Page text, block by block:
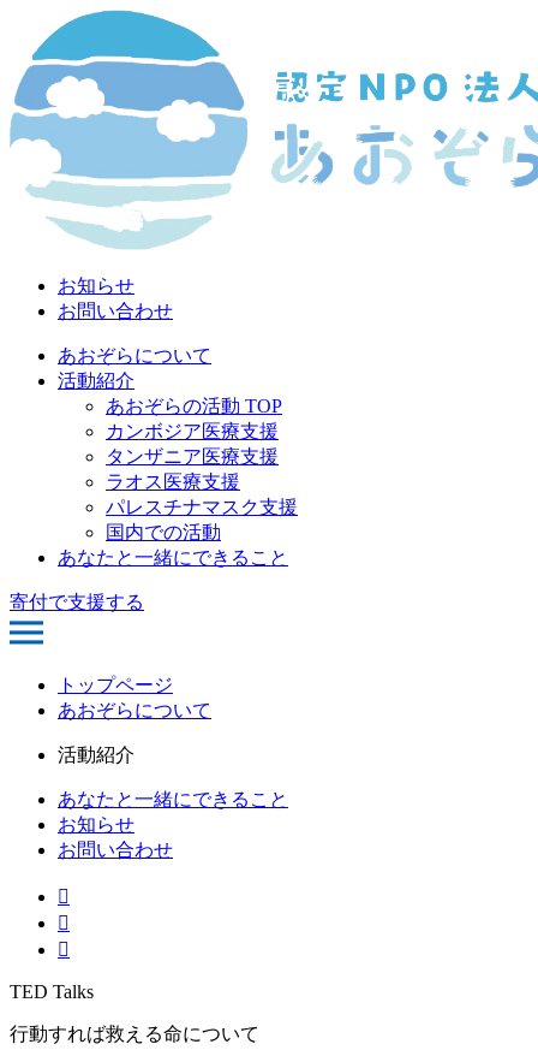
お知らせ
お問い合わせ
あおぞらについて
活動紹介
あおぞらの活動 TOP
カンボジア医療支援
タンザニア医療支援
ラオス医療支援
パレスチナマスク支援
国内での活動
あなたと一緒にできること
寄付で支援する
トップページ
あおぞらについて
活動紹介
あなたと一緒にできること
お知らせ
お問い合わせ
TED Talks
行動すれば救える命について